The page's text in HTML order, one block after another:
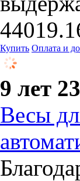
Купить Оплата и
9 лет
Весы